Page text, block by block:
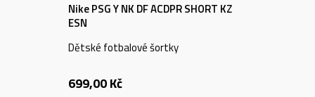
Nike PSG Y NK DF ACDPR SHORT KZ
ESN
Dětské fotbalové šortky
699,00Kč